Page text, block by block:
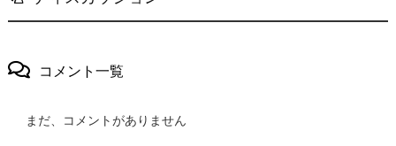
コメント一覧
まだ、コメントがありません